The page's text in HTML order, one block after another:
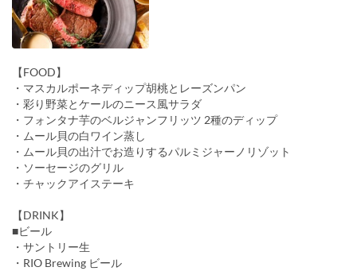
【FOOD】
・マスカルポーネディップ胡桃とレーズンパン
・彩り野菜とケールのニース風サラダ
・フォンタナ芋のベルジャンフリッツ 2種のディップ
・ムール貝の白ワイン蒸し
・ムール貝の出汁でお造りするパルミジャーノリゾット
・ソーセージのグリル
・チャックアイステーキ
【DRINK】
■ビール
・サントリー生
・RIO Brewing ビール